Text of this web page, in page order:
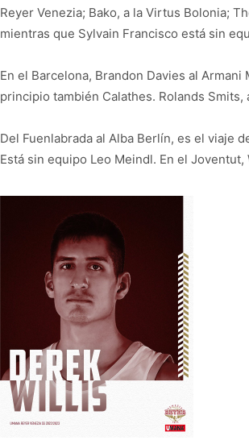
Reyer Venezia; Bako, a la Virtus Bolonia;
mientras que Sylvain Francisco está sin
En el Barcelona, Brandon Davies al
principio también Calathes. Rolands Smits,
Del Fuenlabrada al Alba Berlín, es el viaje
Está sin equipo Leo Meindl. En el